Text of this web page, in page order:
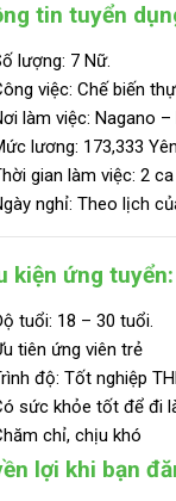
tin tuyển
lượng: 7 Nữ.
việc: Chế biến
làm việc: Nagano –
lương: 173,333
gian làm việc: 2
nghỉ: Theo lịch
kiện ứng tuyển:
tuổi: 18 – 30 tuổi.
tiên ứng viên trẻ
độ: Tốt nghiệp
sức khỏe tốt để đi
chỉ, chịu khó
lợi khi bạn